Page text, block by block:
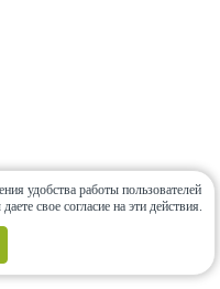
удобства работы пользователей
свое согласие на эти действия.